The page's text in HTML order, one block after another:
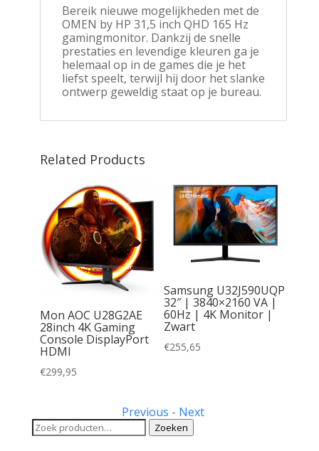
Bereik nieuwe mogelijkheden met de
OMEN by HP 31,5 inch QHD 165 Hz
gamingmonitor. Dankzij de snelle
prestaties en levendige kleuren ga je
helemaal op in de games die je het
liefst speelt, terwijl hij door het slanke
ontwerp geweldig staat op je bureau.
Related Products
Mon AOC U28G2AE
28inch 4K Gaming
Console DisplayPort
HDMI
€299,95
Samsung U32J590UQP
32″ | 3840×2160 VA |
60Hz | 4K Monitor |
Zwart
€255,65
Previous - Next
Zoeken
naar:
Zoeken